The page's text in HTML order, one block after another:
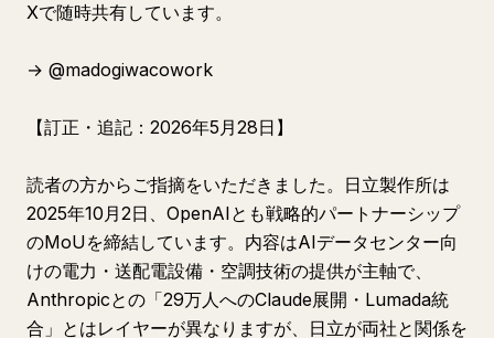
Xで随時共有しています。
→ @madogiwacowork
【訂正・追記：2026年5月28日】
読者の方からご指摘をいただきました。日立製作所は
2025年10月2日、OpenAIとも戦略的パートナーシップ
のMoUを締結しています。内容はAIデータセンター向
けの電力・送配電設備・空調技術の提供が主軸で、
Anthropicとの「29万人へのClaude展開・Lumada統
合」とはレイヤーが異なりますが、日立が両社と関係を